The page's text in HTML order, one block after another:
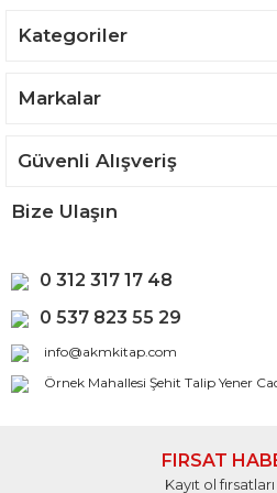
Kategoriler
Markalar
Güvenli Alışveriş
Bize Ulaşın
0 312 317 17 48
0 537 823 55 29
info@akmkitap.com
Örnek Mahallesi Şehit Talip Yener
FIRSAT
Kayıt ol